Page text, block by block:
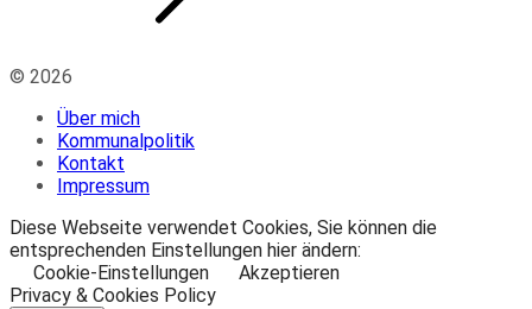
© 2026
Über mich
Kommunalpolitik
Kontakt
Impressum
Diese Webseite verwendet Cookies, Sie können die
entsprechenden Einstellungen hier ändern:
Cookie-Einstellungen
Akzeptieren
Privacy & Cookies Policy